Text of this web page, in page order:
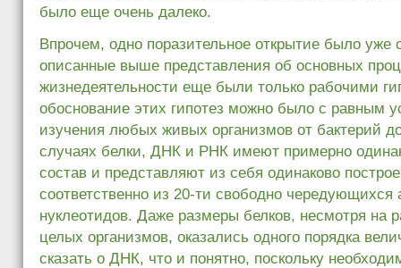
было еще очень далеко.
Впрочем, одно поразительное открытие было уже
описанные выше представления об основных
жизнедеятельности еще были только рабочими
обоснование этих гипотез можно было с равным
изучения любых живых организмов от бактерий
случаях белки, ДНК и РНК имеют примерно
состав и представляют из себя одинаково
соответственно из 20-ти свободно
нуклеотидов. Даже размеры белков, несмотря на
целых организмов, оказались одного порядка
сказать о ДНК, что и понятно, поскольку